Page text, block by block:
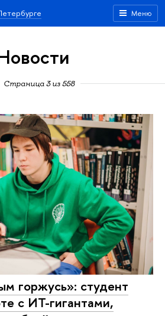
Меню
Страница 3 из 558
горжусь»: студент
с ИТ-гигантами,